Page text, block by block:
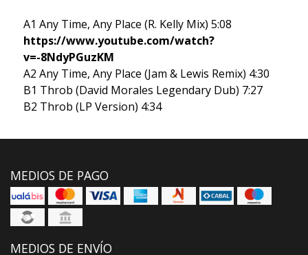
A1 Any Time, Any Place (R. Kelly Mix) 5:08
https://www.youtube.com/watch?
v=-8NdyPGuzKM
A2 Any Time, Any Place (Jam & Lewis Remix) 4:30
B1 Throb (David Morales Legendary Dub) 7:27
B2 Throb (LP Version) 4:34
MEDIOS DE PAGO
MEDIOS DE ENVÍO